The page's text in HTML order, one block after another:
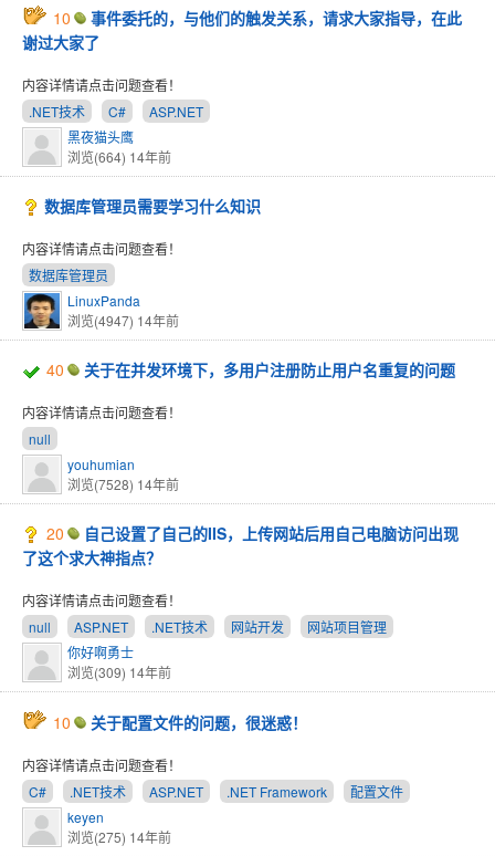
10
事件委托的，与他们的触发关系，请求大家指导，在此
谢过大家了
内容详情请点击问题查看！
.NET技术
C#
ASP.NET
黑夜猫头鹰
浏览(664) 14年前
数据库管理员需要学习什么知识
内容详情请点击问题查看！
数据库管理员
LinuxPanda
浏览(4947) 14年前
40 关于在并发环境下，多用户注册防止用户名重复的问题
内容详情请点击问题查看！
null
youhumian
浏览(7528) 14年前
20
自己设置了自己的IIS，上传网站后用自己电脑访问出现
了这个求大神指点？
内容详情请点击问题查看！
null
ASP.NET .NET技术 网站开发
网站项目管理
你好啊勇士
浏览(309) 14年前
10 关于配置文件的问题，很迷惑！
内容详情请点击问题查看！
C#
.NET技术 ASP.NET .NET Framework
配置文件
keyen
浏览(275) 14年前